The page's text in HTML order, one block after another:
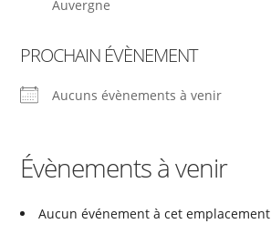
Auvergne
PROCHAIN ÉVÈNEMENT
Aucuns évènements à venir
Évènements à venir
Aucun événement à cet emplacement